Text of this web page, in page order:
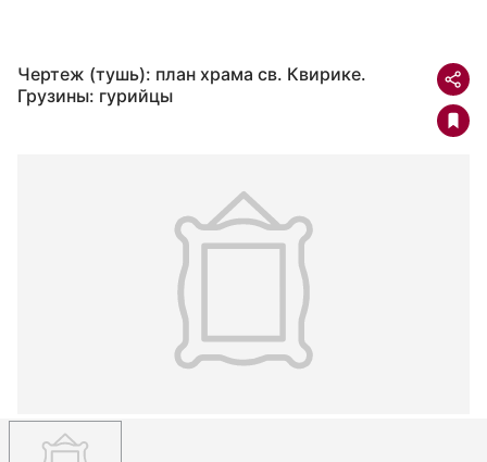
Чертеж (тушь): план храма св. Квирике.
Грузины: гурийцы